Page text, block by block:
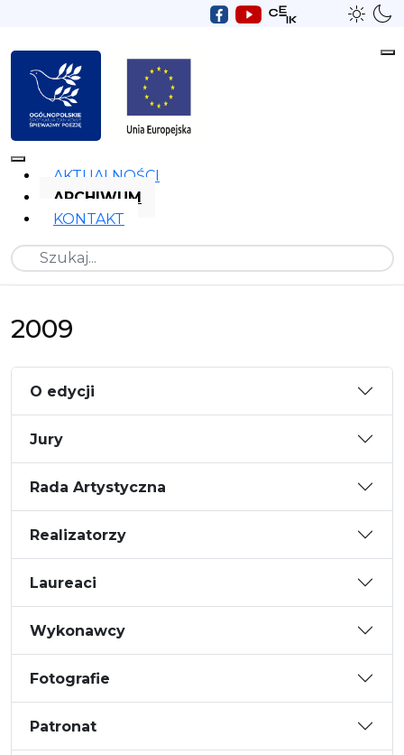
AKTUALNOŚCI
ARCHIWUM
KONTAKT
Szukaj
2009
O edycji
Jury
Rada Artystyczna
Realizatorzy
Laureaci
Wykonawcy
Fotografie
Patronat